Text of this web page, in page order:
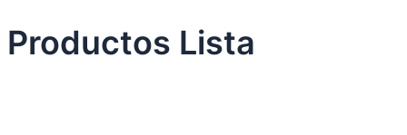
Productos Lista